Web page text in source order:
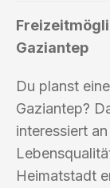
Gaziantep
Du planst
Gaziantep?
interessiert
Heimatstadt